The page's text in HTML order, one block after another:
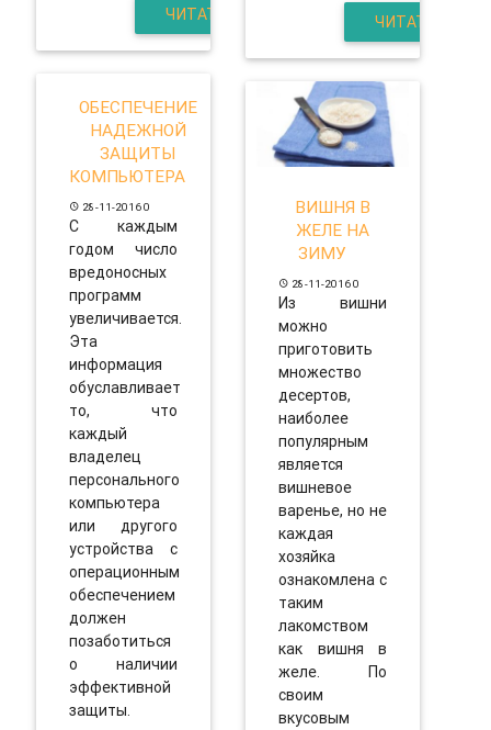
ЧИТАТЬ ЧИТАТЬ
ОБЕСПЕЧЕНИЕ
НАДЕЖНОЙ
ЗАЩИТЫ
КОМПЬЮТЕРА
28-11-20160
С каждым
годом число
вредоносных
программ
увеличивается.
Эта
информация
обуславливает
то, что
каждый
владелец
персонального
компьютера
или другого
устройства с
операционным
обеспечением
должен
позаботиться
о наличии
эффективной
защиты.
ВИШНЯ В
ЖЕЛЕ НА
ЗИМУ
28-11-20160
Из вишни
можно
приготовить
множество
десертов,
наиболее
популярным
является
вишневое
варенье, но не
каждая
хозяйка
ознакомлена с
таким
лакомством
как вишня в
желе. По
своим
вкусовым